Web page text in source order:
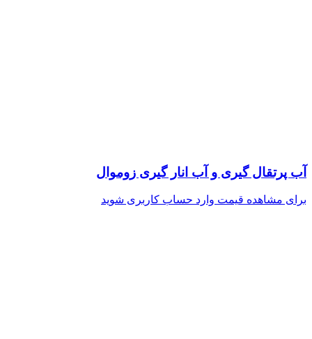
آب پرتقال گیری و آب انار گیری زوموال
برای مشاهده قیمت وارد حساب کاربری شوید